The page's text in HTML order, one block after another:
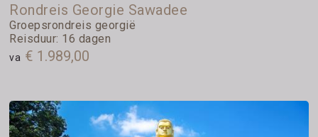
Rondreis Georgie Sawadee
Groepsrondreis georgië
Reisduur: 16 dagen
va € 1.989,00